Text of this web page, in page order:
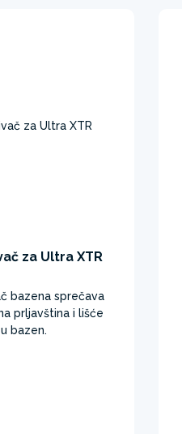
za Ultra XTR
bazena sprečava
prljavština i lišće
bazen.